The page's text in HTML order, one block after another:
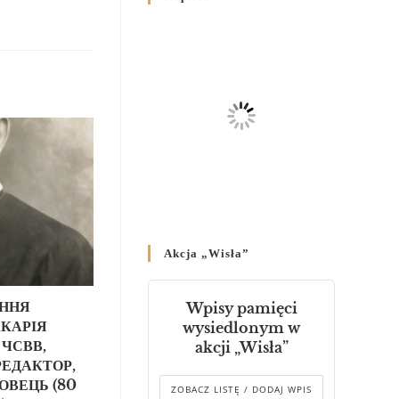
(80
Родин
Справ Молоді та встановленя
складу Катихитичної Комісії
днях 2-12 липня 2024 р.”
Декрет єпископів
Перемисько-Варшавської
Митрополії стосовно
звершування Божественної
літургії
Akcja „Wisła”
Wpisy pamięci
wysiedlonym w
akcji „Wisła”
ZOBACZ LISTĘ / DODAJ WPIS